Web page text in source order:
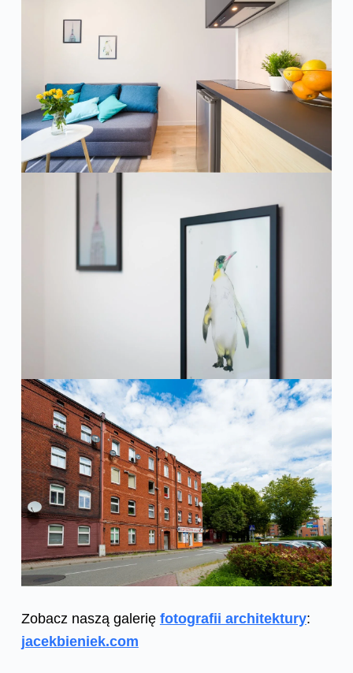
Zobacz naszą galerię fotografii architektury:
jacekbieniek.com